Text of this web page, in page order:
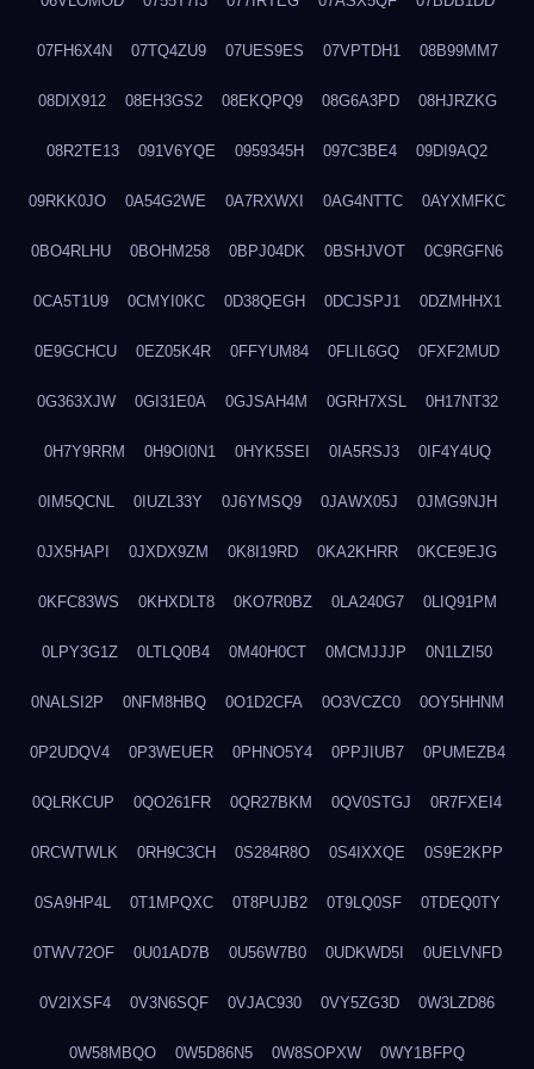
07FH6X4N 07TQ4ZU9 07UES9ES 07VPTDH1 08B99MM7
08DIX912 08EH3GS2 08EKQPQ9 08G6A3PD 08HJRZKG
08R2TE13 091V6YQE 0959345H 097C3BE4 09DI9AQ2
09RKK0JO 0A54G2WE 0A7RXWXI 0AG4NTTC 0AYXMFKC
0BO4RLHU 0BOHM258 0BPJ04DK 0BSHJVOT 0C9RGFN6
0CA5T1U9 0CMYI0KC 0D38QEGH 0DCJSPJ1 0DZMHHX1
0E9GCHCU 0EZ05K4R 0FFYUM84 0FLIL6GQ 0FXF2MUD
0G363XJW 0GI31E0A 0GJSAH4M 0GRH7XSL 0H17NT32
0H7Y9RRM 0H9OI0N1 0HYK5SEI 0IA5RSJ3 0IF4Y4UQ
0IM5QCNL 0IUZL33Y 0J6YMSQ9 0JAWX05J 0JMG9NJH
0JX5HAPI 0JXDX9ZM 0K8I19RD 0KA2KHRR 0KCE9EJG
0KFC83WS 0KHXDLT8 0KO7R0BZ 0LA240G7 0LIQ91PM
0LPY3G1Z 0LTLQ0B4 0M40H0CT 0MCMJJJP 0N1LZI50
0NALSI2P 0NFM8HBQ 0O1D2CFA 0O3VCZC0 0OY5HHNM
0P2UDQV4 0P3WEUER 0PHNO5Y4 0PPJIUB7 0PUMEZB4
0QLRKCUP 0QO261FR 0QR27BKM 0QV0STGJ 0R7FXEI4
0RCWTWLK 0RH9C3CH 0S284R8O 0S4IXXQE 0S9E2KPP
0SA9HP4L 0T1MPQXC 0T8PUJB2 0T9LQ0SF 0TDEQ0TY
0TWV72OF 0U01AD7B 0U56W7B0 0UDKWD5I 0UELVNFD
0V2IXSF4 0V3N6SQF 0VJAC930 0VY5ZG3D 0W3LZD86
0W58MBQO 0W5D86N5 0W8SOPXW 0WY1BFPQ